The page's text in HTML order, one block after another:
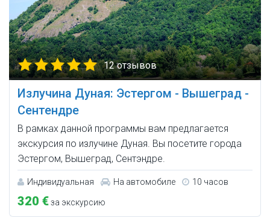
12 отзывов
Излучина Дуная: Эстергом - Вышеград -
Сентендре
В рамках данной программы вам предлагается
экскурсия по излучине Дуная. Вы посетите города
Эстергом, Вышеград, Сентэндре.
Индивидуальная На автомобиле 10 часов
320 €за экскурсию